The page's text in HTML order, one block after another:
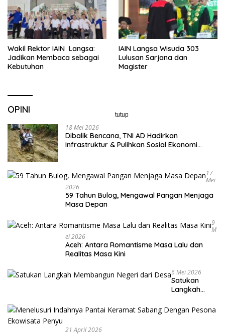
Wakil Rektor IAIN Langsa:
Jadikan Membaca sebagai
Kebutuhan
IAIN Langsa Wisuda 303
Lulusan Sarjana dan
Magister
OPINI
18 Mei 2026
Dibalik Bencana, TNI AD Hadirkan
Infrastruktur & Pulihkan Sosial Ekonomi
17
Mei
2026
59 Tahun Bulog, Mengawal Pangan Menjaga
Masa Depan
9
M
Ei 2026
Aceh: Antara Romantisme Masa Lalu dan
Realitas Masa Kini
6 Mei 2026
Satukan
Langkah
Negeri dari
Desa
21 April 2026
tutup